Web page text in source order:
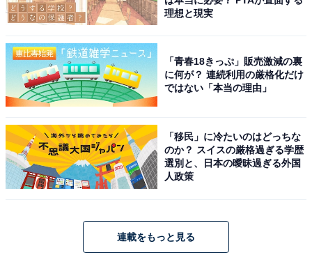
を用いないので子どもでも安全で簡単に取り組めます。
日光写真をやってみようと思った場合、下記3つを調達
しなければなりませんが「おひさまチェキカメラ」には
サイズぴったりなネガ（3種類）と感光紙（3色各5枚）
がついてくるのでそれぞれ調達＆サイズを合わせる手間
がないのも利点。公園で遊びながら出来る手軽さです。
3）焼き枠と呼ばれる1、2を固定するもの
理想と現実
「青春18きっぷ」販売激減の裏
に何が？ 連続利用の厳格化だけ
ではない「本当の理由」
「移民」に冷たいのはどっちな
のか？ スイスの厳格過ぎる学歴
選別と、日本の曖昧過ぎる外国
人政策
連載をもっと見る